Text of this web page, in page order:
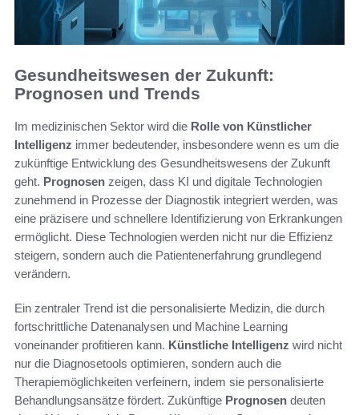
Gesundheitswesen der Zukunft:
Prognosen und Trends
Im medizinischen Sektor wird die Rolle von Künstlicher
Intelligenz immer bedeutender, insbesondere wenn es um die
zukünftige Entwicklung des Gesundheitswesens der Zukunft
geht. Prognosen zeigen, dass KI und digitale Technologien
zunehmend in Prozesse der Diagnostik integriert werden, was
eine präzisere und schnellere Identifizierung von Erkrankungen
ermöglicht. Diese Technologien werden nicht nur die Effizienz
steigern, sondern auch die Patientenerfahrung grundlegend
verändern.
Ein zentraler Trend ist die personalisierte Medizin, die durch
fortschrittliche Datenanalysen und Machine Learning
voneinander profitieren kann. Künstliche Intelligenz wird nicht
nur die Diagnosetools optimieren, sondern auch die
Therapiemöglichkeiten verfeinern, indem sie personalisierte
Behandlungsansätze fördert. Zukünftige Prognosen deuten